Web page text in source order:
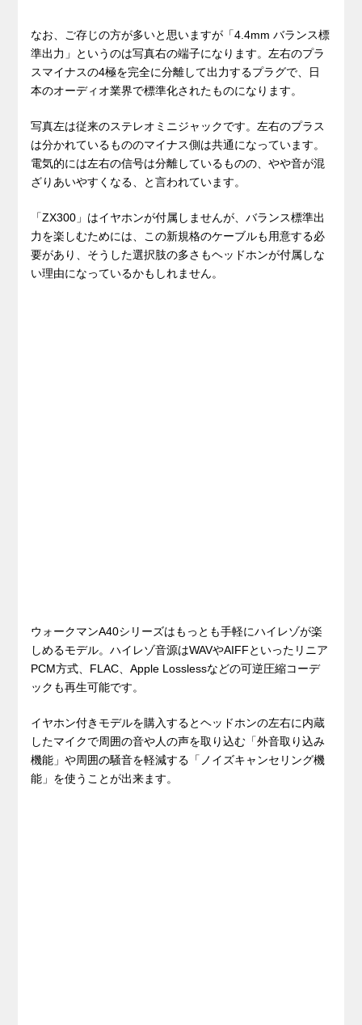
なお、ご存じの方が多いと思いますが「4.4mm バランス標
準出力」というのは写真右の端子になります。左右のプラ
スマイナスの4極を完全に分離して出力するプラグで、日
本のオーディオ業界で標準化されたものになります。
写真左は従来のステレオミニジャックです。左右のプラス
は分かれているもののマイナス側は共通になっています。
電気的には左右の信号は分離しているものの、やや音が混
ざりあいやすくなる、と言われています。
「ZX300」はイヤホンが付属しませんが、バランス標準出
力を楽しむためには、この新規格のケーブルも用意する必
要があり、そうした選択肢の多さもヘッドホンが付属しな
い理由になっているかもしれません。
ウォークマンA40シリーズはもっとも手軽にハイレゾが楽
しめるモデル。ハイレゾ音源はWAVやAIFFといったリニア
PCM方式、FLAC、Apple Losslessなどの可逆圧縮コーデ
ックも再生可能です。
イヤホン付きモデルを購入するとヘッドホンの左右に内蔵
したマイクで周囲の音や人の声を取り込む「外音取り込み
機能」や周囲の騒音を軽減する「ノイズキャンセリング機
能」を使うことが出来ます。